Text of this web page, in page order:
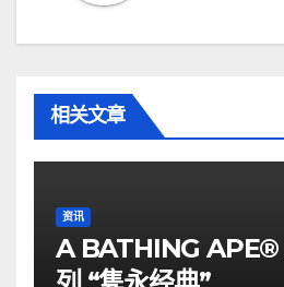
相关文章
资讯
A BATHING APE®